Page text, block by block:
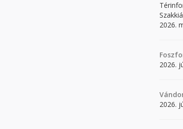
2026.
2026.
2026.